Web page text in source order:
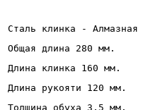
Сталь клинка - Алмазная
Общая длина 280 мм.
Длина клинка 160 мм.
Длина рукояти 120 мм.
Толщина обуха 3,5 мм.